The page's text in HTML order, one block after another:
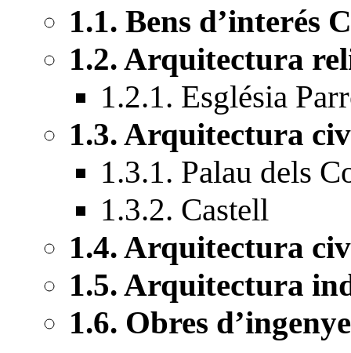
1.1. Bens d’interés
1.2. Arquitectura
1.2.1. Església
1.3. Arquitectura
1.3.1. Palau dels
1.3.2. Castell
1.4. Arquitectura
1.5. Arquitectura
1.6. Obres